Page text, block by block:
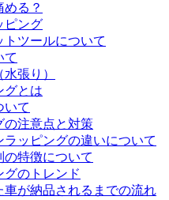
る？
ピング
トツールについて
て
張り）
グとは
いて
の注意点と対策
ッピングの違いについて
の特徴について
グのトレンド
が納品されるまでの流れ